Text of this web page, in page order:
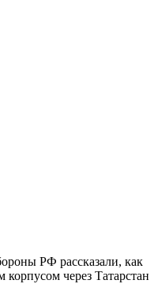
РФ рассказали, как
через Татарстан